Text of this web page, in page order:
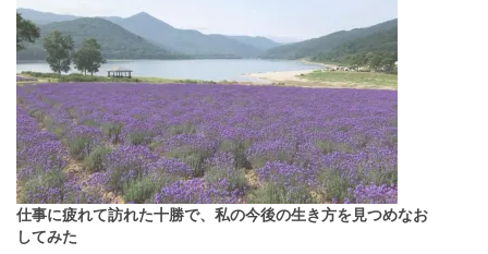
仕事に疲れて訪れた十勝で、私の今後の生き方を見つめなお
してみた